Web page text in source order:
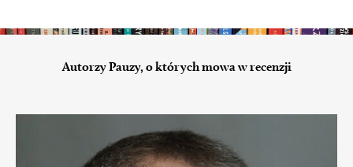
Autorzy Pauzy, o których mowa w recenzji